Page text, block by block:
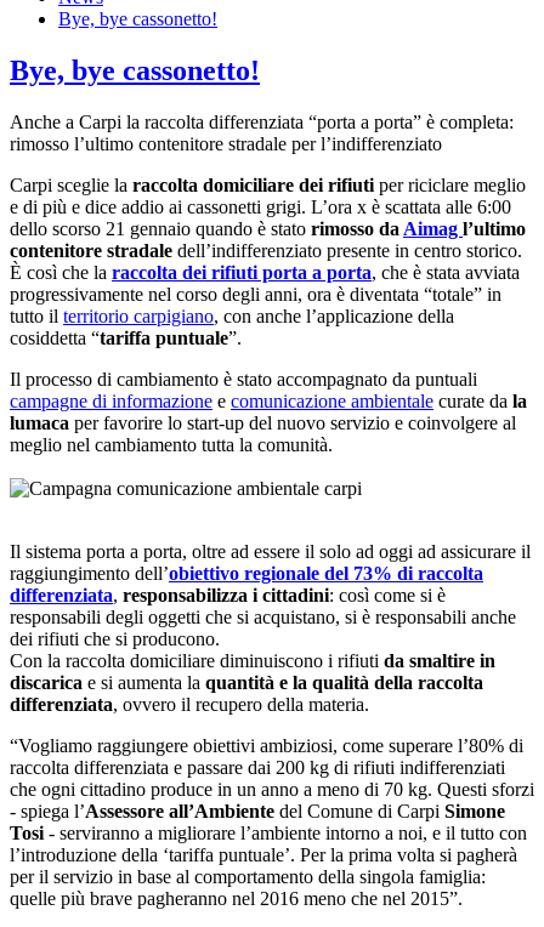
Bye, bye cassonetto!
Bye, bye cassonetto!
Anche a Carpi la raccolta differenziata “porta a porta” è completa:
rimosso l’ultimo contenitore stradale per l’indifferenziato
Carpi sceglie la raccolta domiciliare dei rifiuti per riciclare meglio
e di più e dice addio ai cassonetti grigi. L’ora x è scattata alle 6:00
dello scorso 21 gennaio quando è stato rimosso da Aimag l’ultimo
contenitore stradale dell’indifferenziato presente in centro storico.
È così che la raccolta dei rifiuti porta a porta, che è stata avviata
progressivamente nel corso degli anni, ora è diventata “totale” in
tutto il territorio carpigiano, con anche l’applicazione della
cosiddetta “tariffa puntuale”.
Il processo di cambiamento è stato accompagnato da puntuali
campagne di informazione e comunicazione ambientale curate da la
lumaca per favorire lo start-up del nuovo servizio e coinvolgere al
meglio nel cambiamento tutta la comunità.
Il sistema porta a porta, oltre ad essere il solo ad oggi ad assicurare il
raggiungimento dell’obiettivo regionale del 73% di raccolta
differenziata, responsabilizza i cittadini: così come si è
responsabili degli oggetti che si acquistano, si è responsabili anche
dei rifiuti che si producono.
Con la raccolta domiciliare diminuiscono i rifiuti da smaltire in
discarica e si aumenta la quantità e la qualità della raccolta
differenziata, ovvero il recupero della materia.
“Vogliamo raggiungere obiettivi ambiziosi, come superare l’80% di
raccolta differenziata e passare dai 200 kg di rifiuti indifferenziati
che ogni cittadino produce in un anno a meno di 70 kg. Questi sforzi
- spiega l’Assessore all’Ambiente del Comune di Carpi Simone
Tosi - serviranno a migliorare l’ambiente intorno a noi, e il tutto con
l’introduzione della ‘tariffa puntuale’. Per la prima volta si pagherà
per il servizio in base al comportamento della singola famiglia:
quelle più brave pagheranno nel 2016 meno che nel 2015”.